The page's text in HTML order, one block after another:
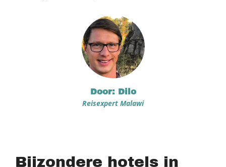
Door: Dilo
Reisexpert Malawi
Bijzondere hotels in